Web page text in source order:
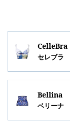
CelleBra
セレブラ
Bellina
ベリーナ